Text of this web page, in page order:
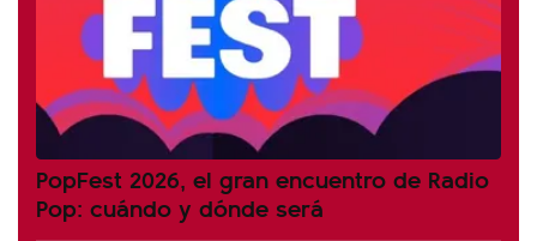
PopFest 2026, el gran encuentro de Radio
Pop: cuándo y dónde será